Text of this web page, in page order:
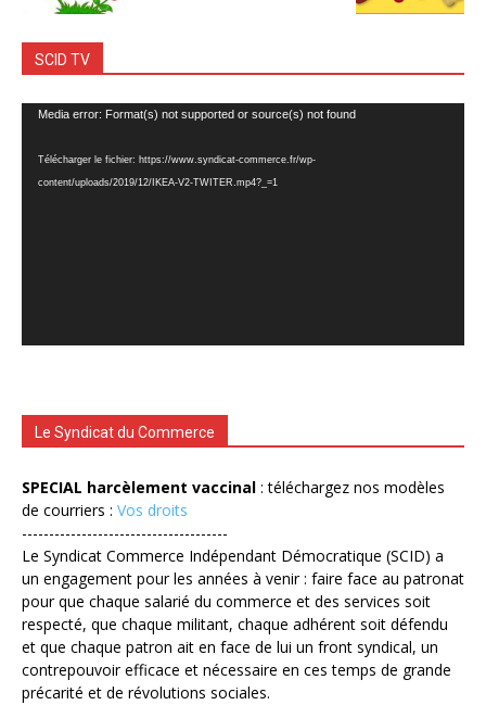
SCID TV
Lecteur
Media error: Format(s) not supported or source(s) not found
Télécharger le fichier: https://www.syndicat-commerce.fr/wp-
content/uploads/2019/12/IKEA-V2-TWITER.mp4?_=1
Le Syndicat du Commerce
SPECIAL harcèlement vaccinal : téléchargez nos modèles
de courriers : Vos droits
--------------------------------------
Le Syndicat Commerce Indépendant Démocratique (SCID) a
un engagement pour les années à venir : faire face au patronat
pour que chaque salarié du commerce et des services soit
respecté, que chaque militant, chaque adhérent soit défendu
et que chaque patron ait en face de lui un front syndical, un
contrepouvoir efficace et nécessaire en ces temps de grande
précarité et de révolutions sociales.